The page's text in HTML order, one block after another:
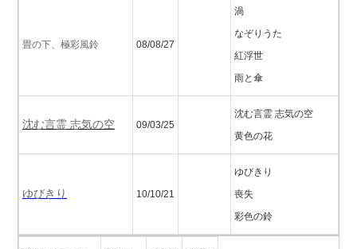
畳の下、極彩風鈴 08/08/27
渦
なぞりうた
紅浮世
雨と傘
沈む言霊 志気の空 09/03/25
沈む言霊 志気の空
黄色の花
ゆびきり 10/10/21
ゆびきり
喪失
彩色の鈴